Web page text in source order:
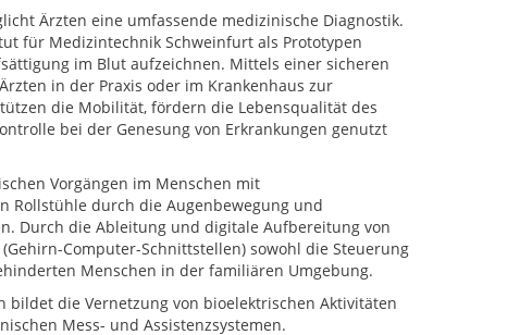
Ärzten eine umfassende medizinische Diagnostik.
für Medizintechnik Schweinfurt als Prototypen
im Blut aufzeichnen. Mittels einer sicheren
in der Praxis oder im Krankenhaus zur
die Mobilität, fördern die Lebensqualität des
bei der Genesung von Erkrankungen genutzt
Vorgängen im Menschen mit
Rollstühle durch die Augenbewegung und
Durch die Ableitung und digitale Aufbereitung von
Computer-Schnittstellen) sowohl die Steuerung
Menschen in der familiären Umgebung.
die Vernetzung von bioelektrischen Aktivitäten
Mess- und Assistenzsystemen.